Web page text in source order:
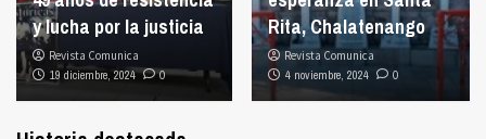
y lucha por la justicia
Revista Comunica
19 diciembre, 2024
0
Rita, Chalatenango
Revista Comunica
4 noviembre, 2024
0